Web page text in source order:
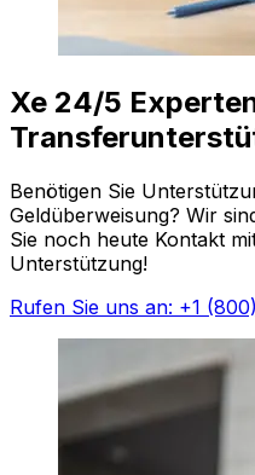
Xe 24/5
Benötigen Sie
Geldüberweisung? Wir
Sie noch heute Kontakt
Unterstützung!
Rufen Sie uns an: +1